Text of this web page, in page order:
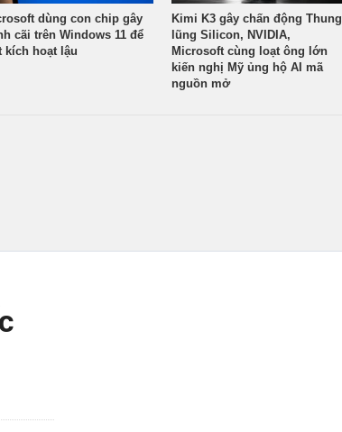
dùng con chip gây
cãi trên Windows 11 để
kích hoạt lậu
Kimi K3 gây chấn động Thung
lũng Silicon, NVIDIA,
Microsoft cùng loạt ông lớn
kiến nghị Mỹ ủng hộ AI mã
nguồn mở